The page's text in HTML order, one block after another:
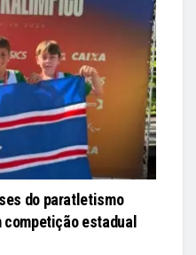
do paratletismo
competição estadual